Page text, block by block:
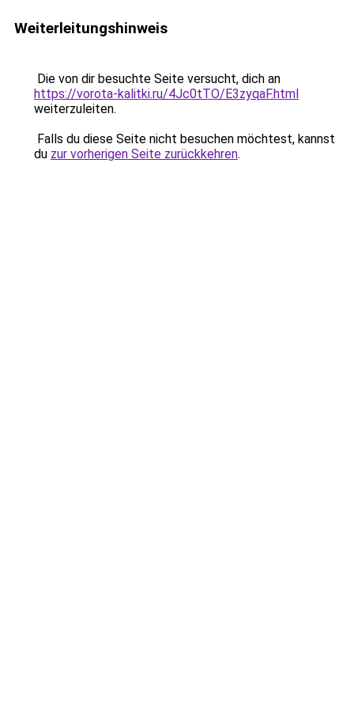
Weiterleitungshinweis
Die von dir besuchte Seite versucht, dich an
https://vorota-kalitki.ru/4Jc0tTO/E3zyqaF.html
weiterzuleiten.
Falls du diese Seite nicht besuchen möchtest, kannst
du zur vorherigen Seite zurückkehren.